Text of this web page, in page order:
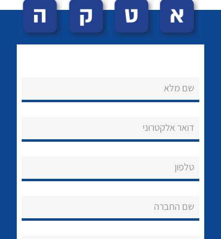
הצוות שלנו
שירותי תמיכה
לכל מוצרי היצרן לכל מוצרי היצרן
שם מלא
דואר אלקטרוני
טלפון
שם החברה